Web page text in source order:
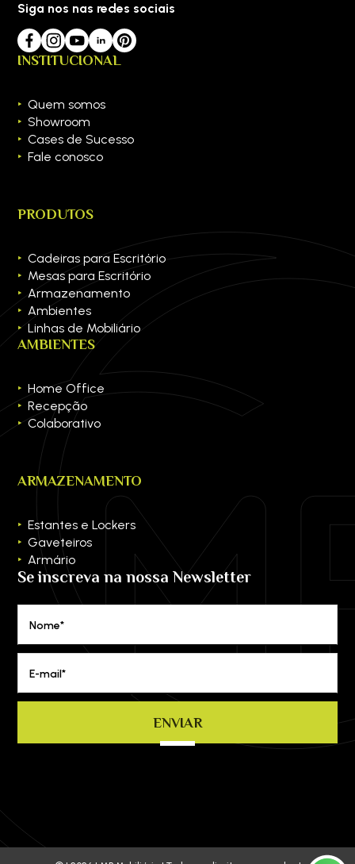
Siga nos nas redes sociais
INSTITUCIONAL
Quem somos
Showroom
Cases de Sucesso
Fale conosco
PRODUTOS
Cadeiras para Escritório
Mesas para Escritório
Armazenamento
Ambientes
Linhas de Mobiliário
AMBIENTES
Home Office
Recepção
Colaborativo
ARMAZENAMENTO
Estantes e Lockers
Gaveteiros
Armário
Se inscreva na nossa Newsletter
Nome*
E-mail*
ENVIAR